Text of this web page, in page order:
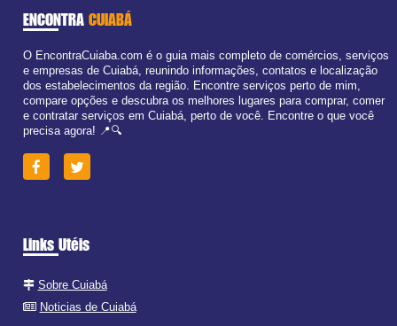
ENCONTRA CUIABÁ
O EncontraCuiaba.com é o guia mais completo de comércios, serviços
e empresas de Cuiabá, reunindo informações, contatos e localização
dos estabelecimentos da região. Encontre serviços perto de mim,
compare opções e descubra os melhores lugares para comprar, comer
e contratar serviços em Cuiabá, perto de você. Encontre o que você
precisa agora! 📍🔍
Links Utéis
Sobre Cuiabá
Noticias de Cuiabá